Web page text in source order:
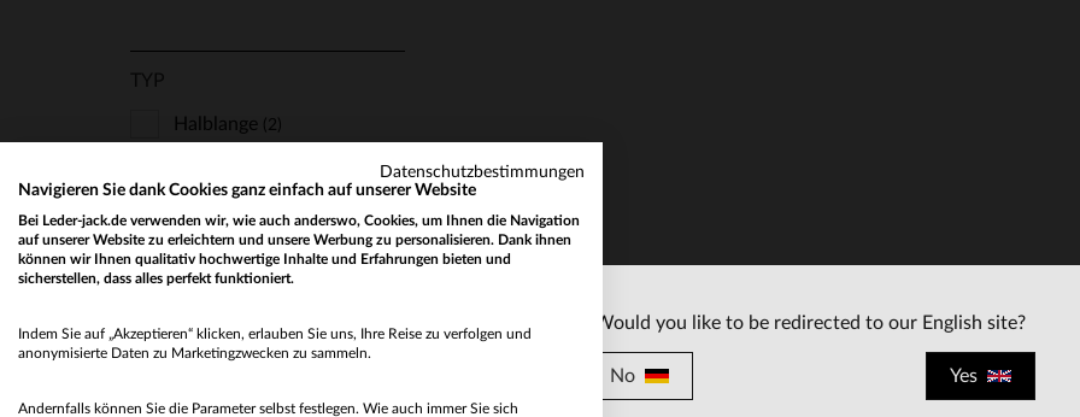
TYP
Halblange (2)
STYLE
Klassisch Und Zeitlos
LEDER
S M L
Would you like to be redirected to our English site?
No Yes
Datenschutzbestimmungen
Navigieren Sie dank Cookies ganz einfach auf unserer Website
Bei Leder-jack.de verwenden wir, wie auch anderswo, Cookies, um Ihnen die Navigation
auf unserer Website zu erleichtern und unsere Werbung zu personalisieren. Dank ihnen
können wir Ihnen qualitativ hochwertige Inhalte und Erfahrungen bieten und
sicherstellen, dass alles perfekt funktioniert.
Indem Sie auf „Akzeptieren“ klicken, erlauben Sie uns, Ihre Reise zu verfolgen und
anonymisierte Daten zu Marketingzwecken zu sammeln.
Andernfalls können Sie die Parameter selbst festlegen. Wie auch immer Sie sich